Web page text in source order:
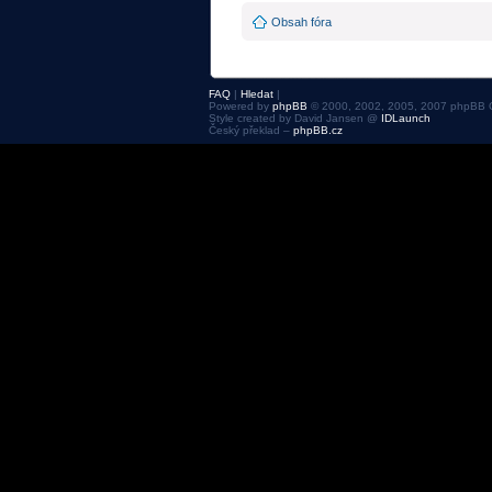
Obsah fóra
FAQ | Hledat |
Powered by phpBB © 2000, 2002, 2005, 2007 phpBB
Style created by David Jansen @ IDLaunch
Český překlad – phpBB.cz